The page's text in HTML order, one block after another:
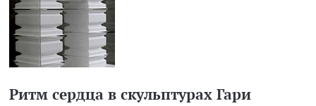
Ритм сердца в скульптурах Гари